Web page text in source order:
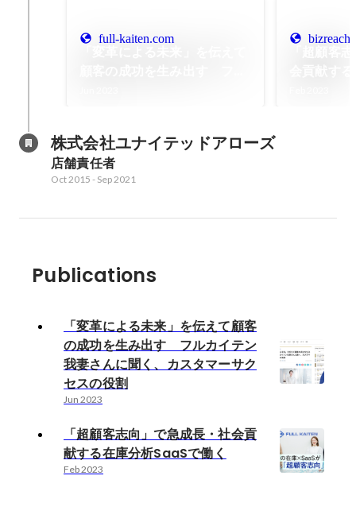
full-kaiten.com
株式会社ユナイテッドアローズ
店舗責任者
Oct 2015 - Sep 2021
Publications
「変革による未来」を伝えて顧客
の成功を生み出す フルカイテン
我妻さんに聞く、カスタマーサク
セスの役割
Jun 2023
「超顧客志向」で急成長・社会貢
献する在庫分析SaaSで働く
Feb 2023